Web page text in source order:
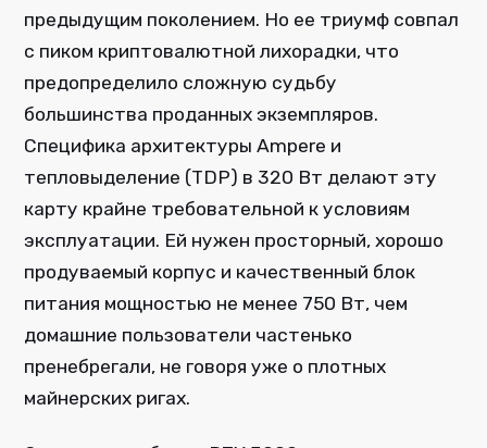
предыдущим поколением. Но ее триумф совпал
с пиком криптовалютной лихорадки, что
предопределило сложную судьбу
большинства проданных экземпляров.
Специфика архитектуры Ampere и
тепловыделение (TDP) в 320 Вт делают эту
карту крайне требовательной к условиям
эксплуатации. Ей нужен просторный, хорошо
продуваемый корпус и качественный блок
питания мощностью не менее 750 Вт, чем
домашние пользователи частенько
пренебрегали, не говоря уже о плотных
майнерских ригах.